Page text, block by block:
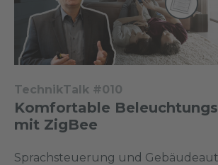
TechnikTalk #010
Komfortable
mit ZigBee
Sprachsteuerung und